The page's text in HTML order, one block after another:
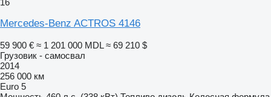
Mercedes-Benz ACTROS 4146
59 900 € ≈ 1 201 000 MDL ≈ 69 210 $
Грузовик - самосвал
2014
256 000 км
Euro 5